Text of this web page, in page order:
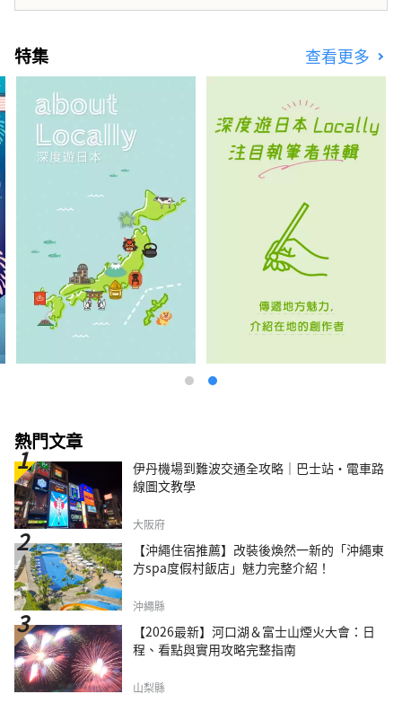
特集 查看更多
熱門文章
伊丹機場到難波交通全攻略｜巴士站・電車路
線圖文教學
大阪府
【沖繩住宿推薦】改裝後煥然一新的「沖繩東
方spa度假村飯店」魅力完整介紹！
沖繩縣
【2026最新】河口湖＆富士山煙火大會：日
程、看點與實用攻略完整指南
山梨縣